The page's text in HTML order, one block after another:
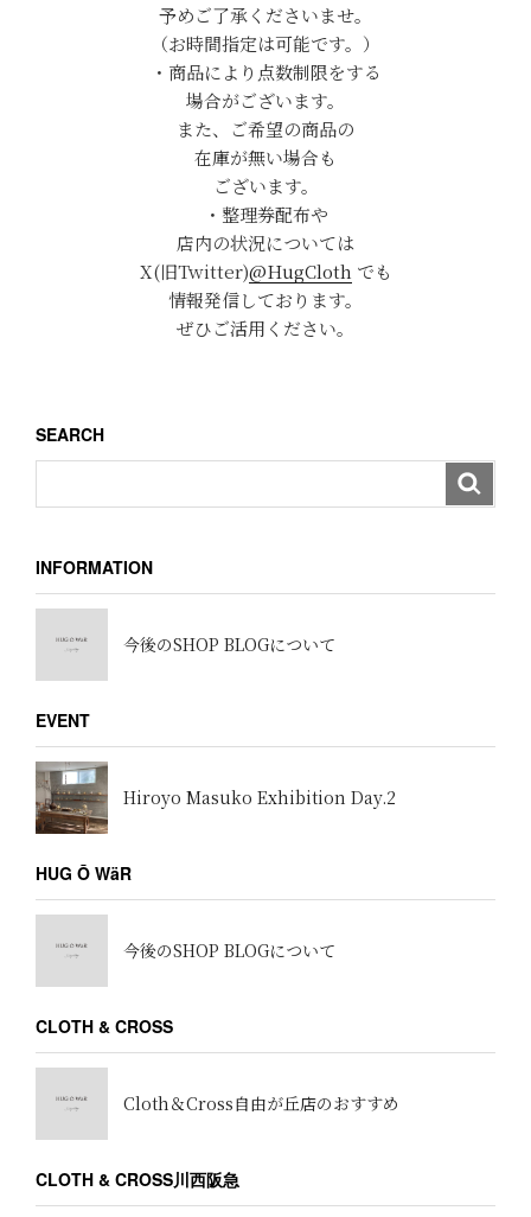
予めご了承くださいませ。
（お時間指定は可能です。）
・商品により点数制限をする
場合がございます。
また、ご希望の商品の
在庫が無い場合も
ございます。
・整理券配布や
店内の状況については
X(旧Twitter)@HugCloth でも
情報発信しております。
ぜひご活用ください。
SEARCH
INFORMATION
今後のSHOP BLOGについて
EVENT
Hiroyo Masuko Exhibition Day.2
HUG Ō WäR
今後のSHOP BLOGについて
CLOTH & CROSS
Cloth＆Cross自由が丘店のおすすめ
CLOTH & CROSS川西阪急